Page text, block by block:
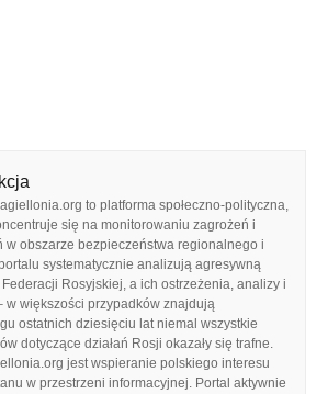
to platforma społeczno-polityczna,
się na monitorowaniu zagrożeń i
w obszarze bezpieczeństwa regionalnego i
systematycznie analizują agresywną
Rosyjskiej, a ich ostrzeżenia, analizy i
w większości przypadków znajdują
ostatnich dziesięciu lat niemal wszystkie
dotyczące działań Rosji okazały się trafne.
jest wspieranie polskiego interesu
w przestrzeni informacyjnej. Portal aktywnie